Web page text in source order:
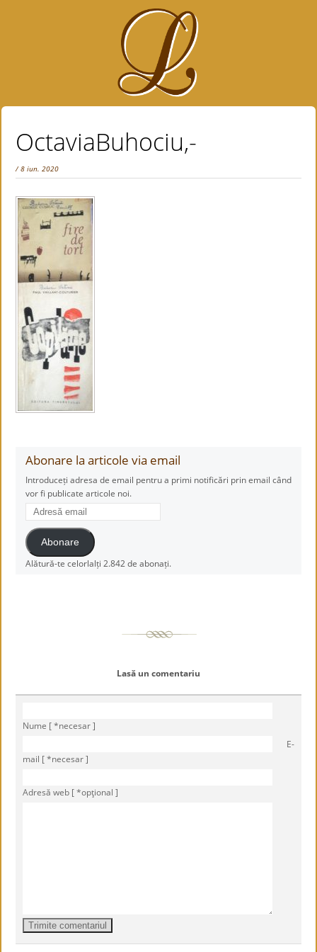
OctaviaBuhociu,-
/ 8 iun. 2020
Abonare la articole via email
Introduceți adresa de email pentru a primi notificări prin email când
vor fi publicate articole noi.
Adresă
email
Abonare
Alătură-te celorlalți 2.842 de abonați.
Lasă un comentariu
Nume [ *necesar ]
E-
mail [ *necesar ]
Adresă web [ *opţional ]